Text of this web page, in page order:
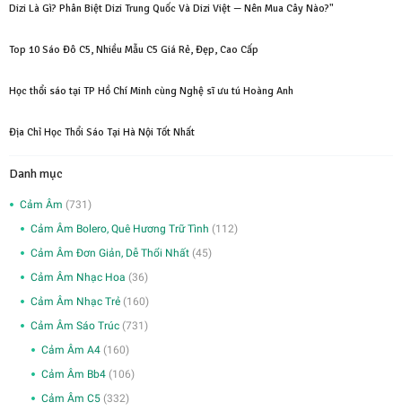
Dizi Là Gì? Phân Biệt Dizi Trung Quốc Và Dizi Việt — Nên Mua Cây Nào?"
Top 10 Sáo Đô C5, Nhiều Mẫu C5 Giá Rẻ, Đẹp, Cao Cấp
Học thổi sáo tại TP Hồ Chí Minh cùng Nghệ sĩ ưu tú Hoàng Anh
Địa Chỉ Học Thổi Sáo Tại Hà Nội Tốt Nhất
Danh mục
Cảm Âm (731)
Cảm Âm Bolero, Quê Hương Trữ Tình (112)
Cảm Âm Đơn Giản, Dễ Thổi Nhất (45)
Cảm Âm Nhạc Hoa (36)
Cảm Âm Nhạc Trẻ (160)
Cảm Âm Sáo Trúc (731)
Cảm Âm A4 (160)
Cảm Âm Bb4 (106)
Cảm Âm C5 (332)